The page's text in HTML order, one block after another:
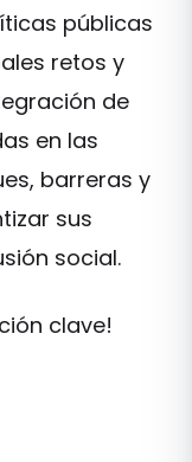
públicas
retos y
de
en las
barreras y
sus
social.
clave!